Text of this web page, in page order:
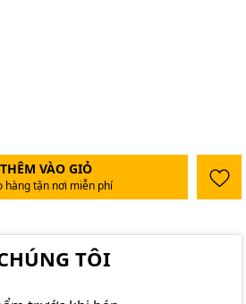
THÊM VÀO GIỎ
hàng tận nơi miễn phí
TÔI